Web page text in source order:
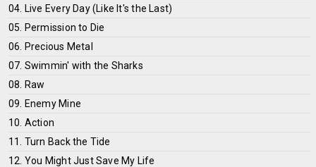
04. Live Every Day (Like It's the Last)
05. Permission to Die
06. Precious Metal
07. Swimmin' with the Sharks
08. Raw
09. Enemy Mine
10. Action
11. Turn Back the Tide
12. You Might Just Save My Life